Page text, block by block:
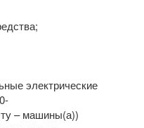
электрические
– машины(а))